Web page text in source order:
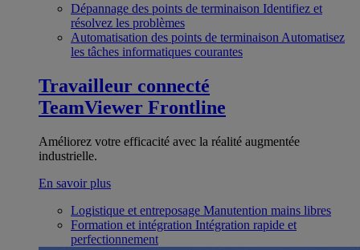
Dépannage des points de terminaison Identifiez et
résolvez les problèmes
Automatisation des points de terminaison Automatisez
les tâches informatiques courantes
Travailleur connecté
TeamViewer Frontline
Améliorez votre efficacité avec la réalité augmentée
industrielle.
En savoir plus
Logistique et entreposage Manutention mains libres
Formation et intégration Intégration rapide et
perfectionnement